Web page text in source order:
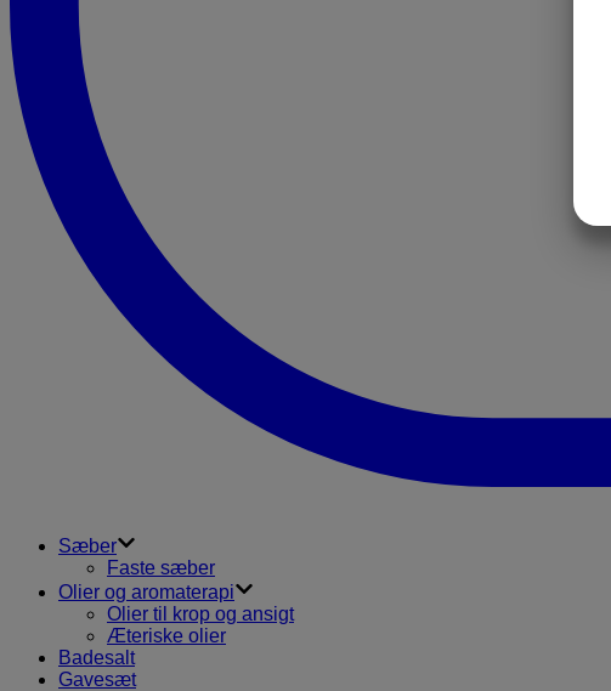
Sæber
Faste sæber
Olier og aromaterapi
Olier til krop og ansigt
Æteriske olier
Badesalt
Gavesæt